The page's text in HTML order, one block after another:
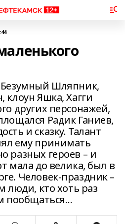
Шляпник,
клоун Яшка, Хагги
других персонажей,
Радик Ганиев,
и сказку. Талант
ему принимать
разных героев – и
мала до велика, был в
Человек-праздник –
люди, кто хоть раз
пообщаться…